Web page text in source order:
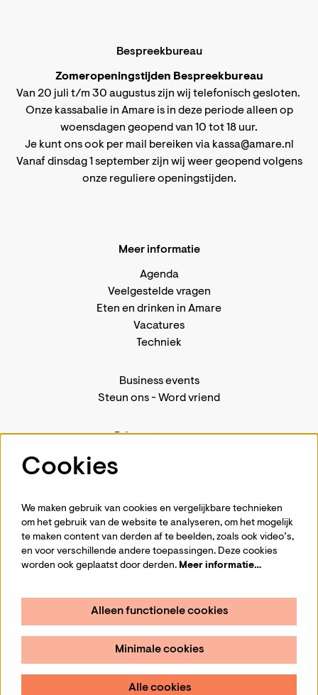
Bespreekbureau
Zomeropeningstijden Bespreekbureau
Van 20 juli t/m 30 augustus zijn wij telefonisch gesloten.
Onze kassabalie in Amare is in deze periode alleen op
woensdagen geopend van 10 tot 18 uur.
Je kunt ons ook per mail bereiken via kassa@amare.nl
Vanaf dinsdag 1 september zijn wij weer geopend volgens
onze reguliere openingstijden.
Meer informatie
Agenda
Veelgestelde vragen
Eten en drinken in Amare
Vacatures
Techniek
Business events
Steun ons-Word vriend
Privacystatement
Volg ons
Aanmelden
Cookies
We maken gebruik van cookies en vergelijkbare technieken
om het gebruik van de website te analyseren, om het mogelijk
te maken content van derden af te beelden, zoals ook video’s,
en voor verschillende andere toepassingen. Deze cookies
worden ook geplaatst door derden. Meer informatie…
Alleen functionele cookies
Minimale cookies
Alle cookies